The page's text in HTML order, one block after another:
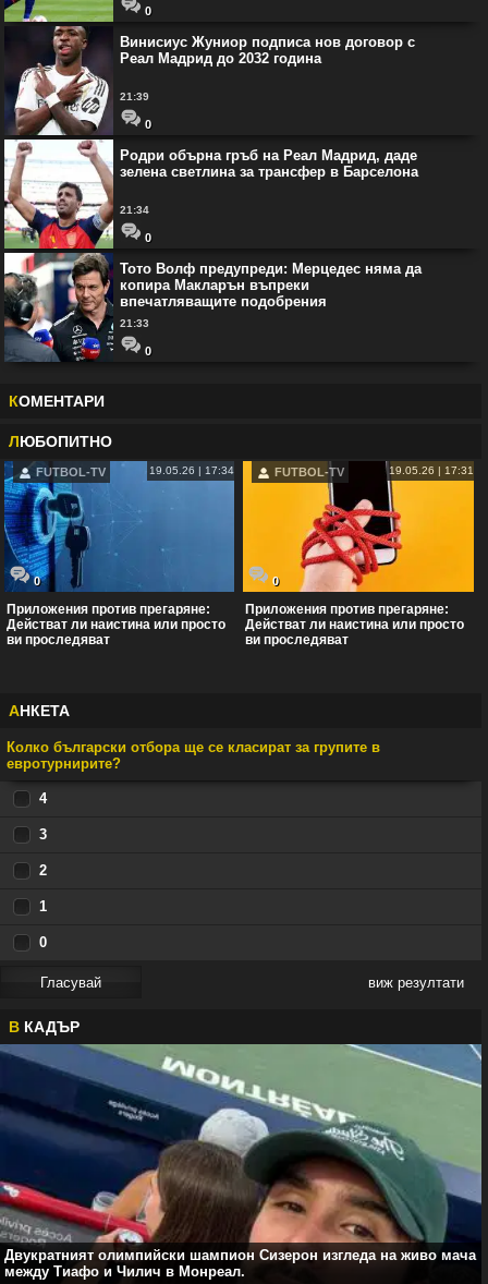
0
Винисиус Жуниор подписа нов договор с
Реал Мадрид до 2032 година
21:39
0
Родри обърна гръб на Реал Мадрид, даде
зелена светлина за трансфер в Барселона
21:34
0
Тото Волф предупреди: Мерцедес няма да
копира Макларън въпреки
впечатляващите подобрения
21:33
0
КОМЕНТАРИ
ЛЮБОПИТНО
FUTBOL-TV 19.05.26 | 17:34
0
Приложения против прегаряне:
Действат ли наистина или просто
ви проследяват
FUTBOL-TV 19.05.26 | 17:31
0
Приложения против прегаряне:
Действат ли наистина или просто
ви проследяват
АНКЕТА
Колко български отбора ще се класират за групите в
евротурнирите?
4
3
2
1
0
виж резултати
В КАДЪР
Двукратният олимпийски шампион Сизерон изгледа на живо мача
между Тиафо и Чилич в Монреал.